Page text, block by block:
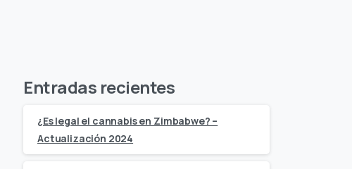
Entradas recientes
¿Es legal el cannabis en Zimbabwe? –
Actualización 2024